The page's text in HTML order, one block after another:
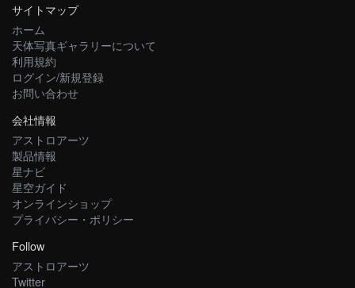
サイトマップ
ホーム
天体写真ギャラリーについて
利用規約
ログイン/新規登録
お問い合わせ
会社情報
アストロアーツ
製品情報
星ナビ
星空ガイド
オンラインショップ
プライバシー・ポリシー
Follow
アストロアーツ
Twitter